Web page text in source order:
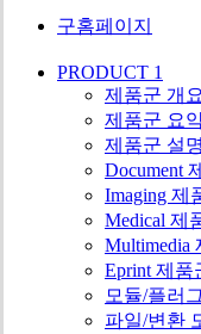
구홈페이지
PRODUCT 1
제품군 개
제품군 요
제품군 설명
Document
Imaging 제
Medical 제
Multimedia
Eprint 제품
모듈/플러
파일/변환